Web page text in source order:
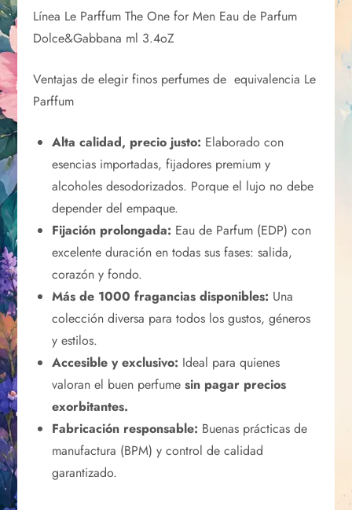
Línea Le Parffum The One for Men Eau de Parfum
Dolce&Gabbana ml 3.4oZ
Ventajas de elegir finos perfumes de equivalencia Le
Parffum
Alta calidad, precio justo: Elaborado con
esencias importadas, fijadores premium y
alcoholes desodorizados. Porque el lujo no debe
depender del empaque.
Fijación prolongada: Eau de Parfum (EDP) con
excelente duración en todas sus fases: salida,
corazón y fondo.
Más de 1000 fragancias disponibles: Una
colección diversa para todos los gustos, géneros
y estilos.
Accesible y exclusivo: Ideal para quienes
valoran el buen perfumesin pagar precios
exorbitantes.
Fabricación responsable: Buenas prácticas de
manufactura (BPM) y control de calidad
garantizado.